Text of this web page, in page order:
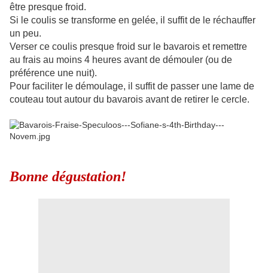
être presque froid.
Si le coulis se transforme en gelée, il suffit de le réchauffer
un peu.
Verser ce coulis presque froid sur le bavarois et remettre
au frais au moins 4 heures avant de démouler (ou de
préférence une nuit).
Pour faciliter le démoulage, il suffit de passer une lame de
couteau tout autour du bavarois avant de retirer le cercle.
Bonne dégustation!